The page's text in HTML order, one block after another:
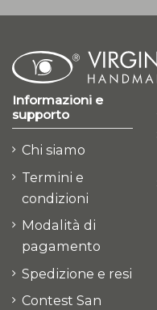
Informazioni e
supporto
Chi siamo
Termini e
condizioni
Modalità di
pagamento
Spedizione e resi
Contest San